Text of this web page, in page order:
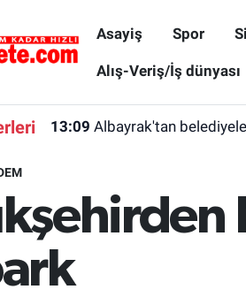
Asayiş Spor
Alış-Veriş/İş dünyası
13:09 Albayrak'tan
Fikstür